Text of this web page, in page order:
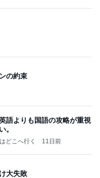
の約束
語よりも国語の攻略が重視
。
どこへ行く 11日前
大失敗